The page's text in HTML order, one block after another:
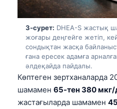
3-сурет: DHEA-S жастық
жоғары деңгейге жетіп,
сондықтан жасқа
ғана ересек адамға
әлдеқайда пайдалы.
Көптеген зертханаларда
шамамен 65-тен 380 мкг/
жастағыларда шамамен